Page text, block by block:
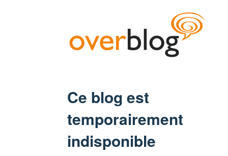
Ce blog est
temporairement
indisponible